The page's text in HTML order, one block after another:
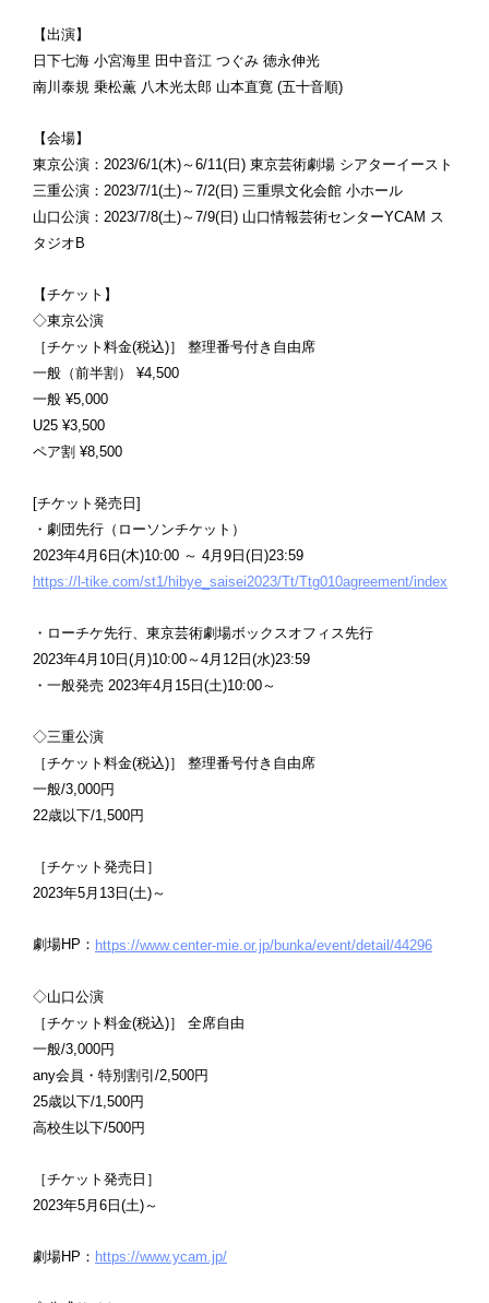
【出演】
日下七海 小宮海里 田中音江 つぐみ 徳永伸光
南川泰規 乗松薫 八木光太郎 山本直寛 (五十音順)
【会場】
東京公演：2023/6/1(木)～6/11(日) 東京芸術劇場 シアターイースト
三重公演：2023/7/1(土)～7/2(日) 三重県文化会館 小ホール
山口公演：2023/7/8(土)～7/9(日) 山口情報芸術センターYCAM ス
タジオB
【チケット】
◇東京公演
［チケット料金(税込)］ 整理番号付き自由席
一般（前半割） ¥4,500
一般 ¥5,000
U25 ¥3,500
ペア割 ¥8,500
[チケット発売日]
・劇団先行（ローソンチケット）
2023年4月6日(木)10:00 ～ 4月9日(日)23:59
https://l-tike.com/st1/hibye_saisei2023/Tt/Ttg010agreement/index
・ローチケ先行、東京芸術劇場ボックスオフィス先行
2023年4月10日(月)10:00～4月12日(水)23:59
・一般発売 2023年4月15日(土)10:00～
◇三重公演
［チケット料金(税込)］ 整理番号付き自由席
一般/3,000円
22歳以下/1,500円
［チケット発売日］
2023年5月13日(土)～
劇場HP： https://www.center-mie.or.jp/bunka/event/detail/44296
◇山口公演
［チケット料金(税込)］ 全席自由
一般/3,000円
any会員・特別割引/2,500円
25歳以下/1,500円
高校生以下/500円
［チケット発売日］
2023年5月6日(土)～
劇場HP： https://www.ycam.jp/